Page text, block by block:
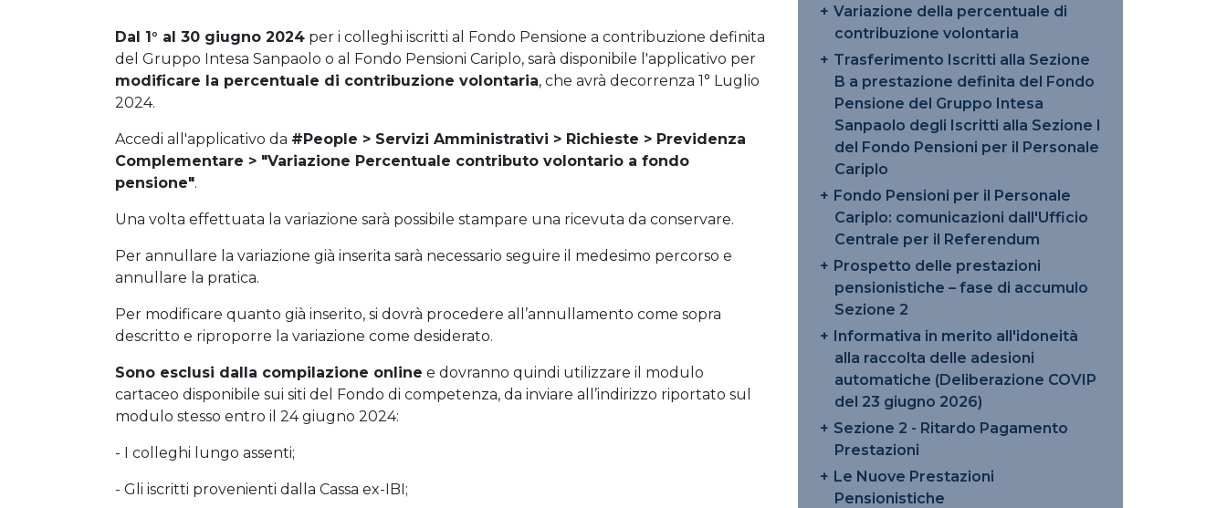
Dal 1° al 30 giugno 2024 per i colleghi iscritti al Fondo Pensione a contribuzione definita
del Gruppo Intesa Sanpaolo o al Fondo Pensioni Cariplo, sarà disponibile l'applicativo per
modificare la percentuale di contribuzione volontaria, che avrà decorrenza 1° Luglio
2024.
Accedi all'applicativo da #People > Servizi Amministrativi > Richieste > Previdenza
Complementare > "Variazione Percentuale contributo volontario a fondo
pensione".
Una volta effettuata la variazione sarà possibile stampare una ricevuta da conservare.
Per annullare la variazione già inserita sarà necessario seguire il medesimo percorso e
annullare la pratica.
Per modificare quanto già inserito, si dovrà procedere all’annullamento come sopra
descritto e riproporre la variazione come desiderato.
Sono esclusi dalla compilazione online e dovranno quindi utilizzare il modulo
cartaceo disponibile sui siti del Fondo di competenza, da inviare all’indirizzo riportato sul
modulo stesso entro il 24 giugno 2024:
- I colleghi lungo assenti;
- Gli iscritti provenienti dalla Cassa ex-IBI;
Variazione della percentuale di
contribuzione volontaria
Trasferimento Iscritti alla Sezione
B a prestazione definita del Fondo
Pensione del Gruppo Intesa
Sanpaolo degli Iscritti alla Sezione I
del Fondo Pensioni per il Personale
Cariplo
Fondo Pensioni per il Personale
Cariplo: comunicazioni dall'Ufficio
Centrale per il Referendum
Prospetto delle prestazioni
pensionistiche – fase di accumulo
Sezione 2
Informativa in merito all'idoneità
alla raccolta delle adesioni
automatiche (Deliberazione COVIP
del 23 giugno 2026)
Sezione 2 - Ritardo Pagamento
Prestazioni
Le Nuove Prestazioni
Pensionistiche